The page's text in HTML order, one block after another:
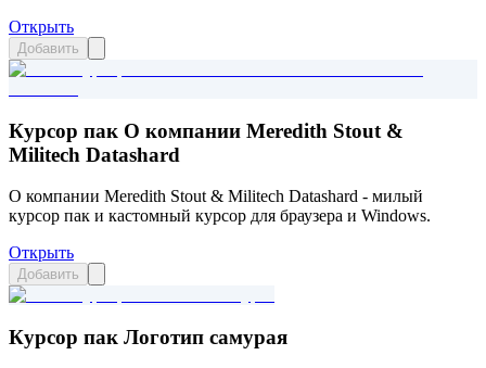
Открыть
Добавить
Курсор пак О компании Meredith Stout &
Militech Datashard
О компании Meredith Stout & Militech Datashard - милый
курсор пак и кастомный курсор для браузера и Windows.
Открыть
Добавить
Курсор пак Логотип самурая